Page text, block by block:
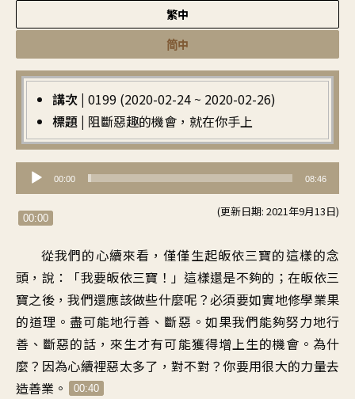
繁中
简中
講次 | 0199 (2020-02-24 ~ 2020-02-26)
標題 | 阻斷惡趣的機會，就在你手上
訊
播
00:00 08:46
(更新日期: 2021年9月13日)
00:00
從我們的心續來看，僅僅生起皈依三寶的這樣的念
頭，說：「我要皈依三寶！」這樣還是不夠的；在皈依三
寶之後，我們還應該做些什麼呢？必須要如實地修學業果
的道理。盡可能地行善、斷惡。如果我們能夠努力地行
善、斷惡的話，來生才有可能獲得增上生的機會。為什
麼？因為心續裡惡太多了，對不對？你要用很大的力量去
造善業。
00:40